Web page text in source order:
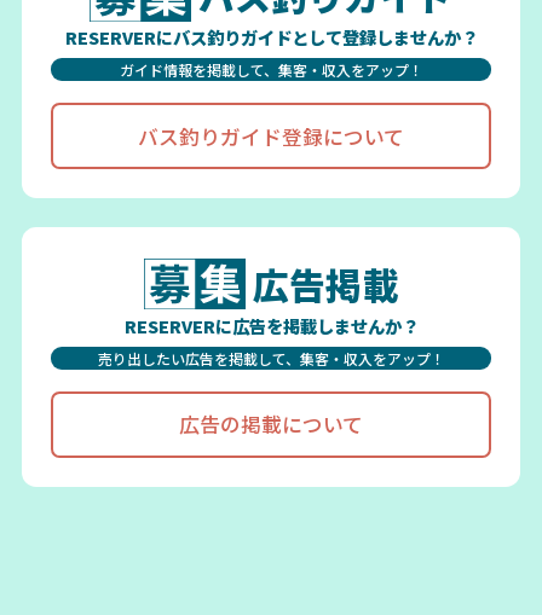
RESERVERにバス釣りガイドとして登録しませんか？
ガイド情報を掲載して、集客・収入をアップ！
バス釣りガイド登録について
広告掲載
RESERVERに広告を掲載しませんか？
売り出したい広告を掲載して、集客・収入をアップ！
広告の掲載について